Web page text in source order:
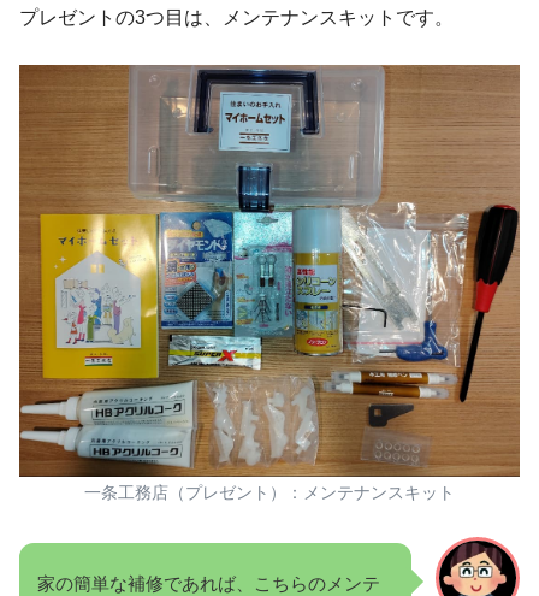
プレゼントの3つ目は、メンテナンスキットです。
一条工務店（プレゼント）：メンテナンスキット
家の簡単な補修であれば、こちらのメンテ